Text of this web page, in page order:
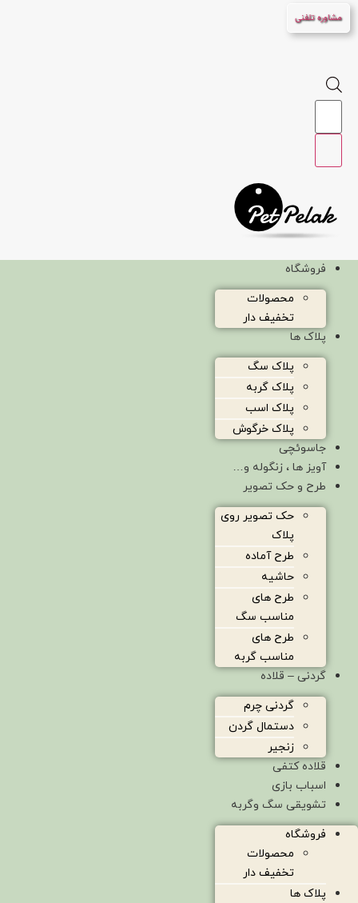
پرش
به
مشاوره تلفنی
Products
فروشگاه
محصولات
تخفیف دار
پلاک ها
پلاک سگ
پلاک گربه
پلاک اسب
پلاک خرگوش
جاسوئچی
آویز ها ، زنگوله و…
طرح و حک تصویر
حک تصویر روی
پلاک
طرح آماده
حاشیه
طرح های
مناسب سگ
طرح های
مناسب گربه
گردنی – قلاده
گردنی چرم
دستمال گردن
زنجیر
قلاده کتفی
اسباب بازی
تشویقی سگ وگربه
فروشگاه
محصولات
تخفیف دار
پلاک ها